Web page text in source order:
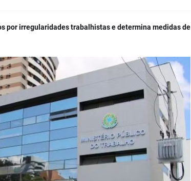
por irregularidades trabalhistas e determina medidas de